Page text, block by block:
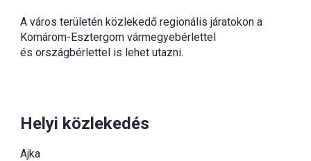
A város területén közlekedő regionális járatokon a
Komárom-Esztergom vármegyebérlettel
és országbérlettel is lehet utazni.
Helyi közlekedés
Ajka